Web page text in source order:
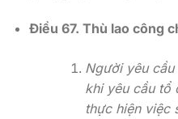
Điều 67. Thù lao công
Người yêu
khi yêu cầu tổ
thực hiện việc